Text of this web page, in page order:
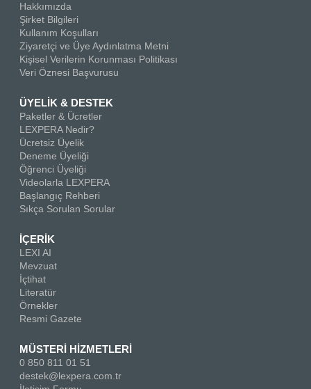
Hakkımızda
Şirket Bilgileri
Kullanım Koşulları
Ziyaretçi ve Üye Aydınlatma Metni
Kişisel Verilerin Korunması Politikası
Veri Öznesi Başvurusu
ÜYELİK & DESTEK
Paketler & Ücretler
LEXPERA Nedir?
Ücretsiz Üyelik
Deneme Üyeliği
Öğrenci Üyeliği
Videolarla LEXPERA
Başlangıç Rehberi
Sıkça Sorulan Sorular
İÇERİK
LEXI AI
Mevzuat
İçtihat
Literatür
Örnekler
Resmi Gazete
MÜSTERİ HİZMETLERİ
0 850 811 01 51
destek@lexpera.com.tr